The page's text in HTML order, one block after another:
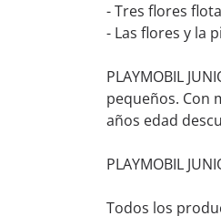
- Tres flores
- Las flores y la
PLAYMOBIL
pequeños. Con
años edad
PLAYMOBIL
Todos los